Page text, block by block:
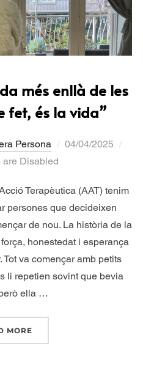
més enllà de les
fet, és la vida”
Persona
04/04/2025
are Disabled
Terapèutica (AAT) tenim
persones que decideixen
de nou. La història de la
honestedat i esperança
va començar amb petits
li repetien sovint que bevia
ella …
MORE